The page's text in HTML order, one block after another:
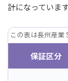
計になっています
この表は長州産業
保証区分